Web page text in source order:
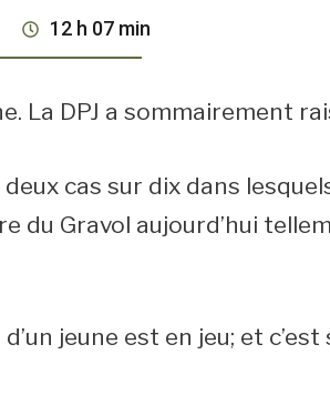
12 h 07 min
La DPJ a sommairement
cas sur dix dans
du Gravol aujourd’hui
jeune est en jeu; et c’est